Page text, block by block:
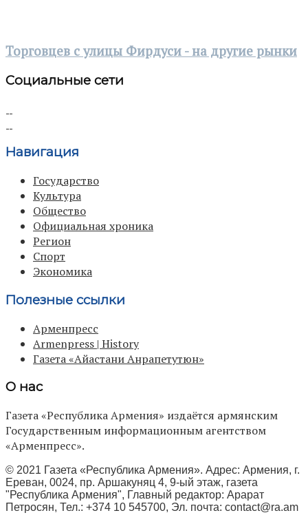
Торговцев с улицы Фирдуси - на другие рынки
Социальные сети
Навигация
Государство
Культура
Общество
Официальная хроника
Регион
Спорт
Экономика
Полезные ссылки
Арменпресс
Armenpress | History
Газета «Айастани Анрапетутюн»
О нас
Газета «Республика Армения» издаётся армянским
Государственным информационным агентством
«Арменпресс».
© 2021 Газета «Республика Армения». Адрес: Армения, г.
Ереван, 0024, пр. Аршакуняц 4, 9-ый этаж, газета
"Республика Армения", Главный редактор: Арарат
Петросян, Тел.: +374 10 545700, Эл. почта: contact@ra.am